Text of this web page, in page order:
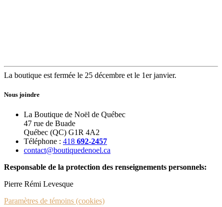
La boutique est fermée le 25 décembre et le 1er janvier.
Nous joindre
La Boutique de Noël de Québec
47 rue de Buade
Québec (QC) G1R 4A2
Téléphone : 418 692-2457
contact@boutiquedenoel.ca
Responsable de la protection des renseignements personnels:
Pierre Rémi Levesque
Paramètres de témoins (cookies)